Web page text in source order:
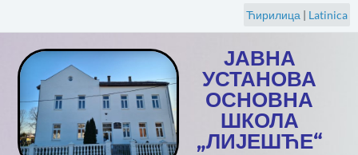
Ћирилица | Latinica
ЈАВНА
УСТАНОВА
ОСНОВНА
ШКОЛА
„ЛИЈЕШЋЕ“